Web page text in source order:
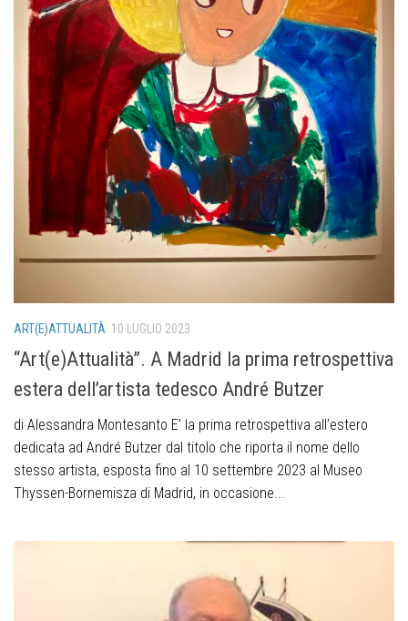
ART(E)ATTUALITÀ 10 LUGLIO 2023
“Art(e)Attualità”. A Madrid la prima retrospettiva
estera dell’artista tedesco André Butzer
di Alessandra Montesanto E’ la prima retrospettiva all’estero
dedicata ad André Butzer dal titolo che riporta il nome dello
stesso artista, esposta fino al 10 settembre 2023 al Museo
Thyssen-Bornemisza di Madrid, in occasione...